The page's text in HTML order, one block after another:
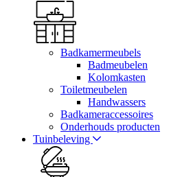
Badkamermeubels
Badmeubelen
Kolomkasten
Toiletmeubelen
Handwassers
Badkameraccessoires
Onderhouds producten
Tuinbeleving